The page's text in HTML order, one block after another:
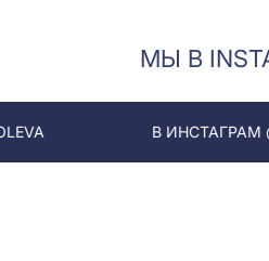
подчеркнет
Мы понимаем что это не
глубоким смыслом. Поэтому
найдете как классические
МЫ В
В ИНСТАГРАМ